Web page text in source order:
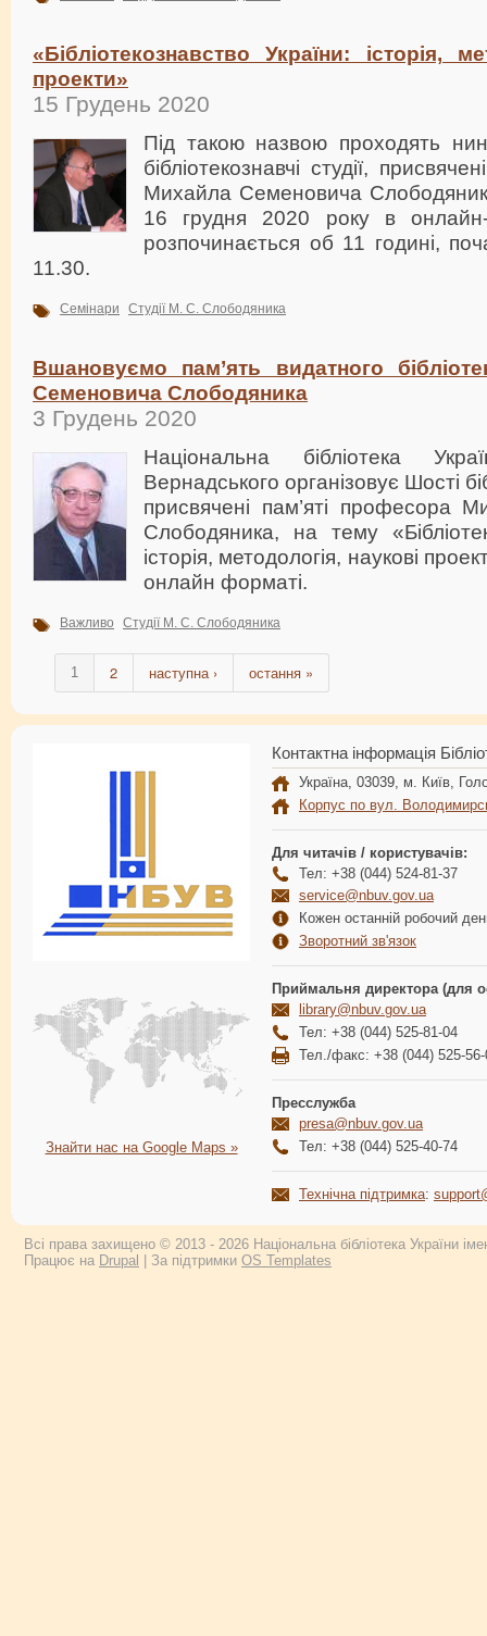
«Бібліотекознавство України: історія,
проекти»
15 Грудень 2020
Під такою назвою проходять
бібліотекознавчі студії,
Михайла Семеновича
16 грудня 2020 року в онлайн-
розпочинається об 11 годині,
11.30.
Семінари Студії М. С. Слободяника
Вшановуємо пам’ять видатного
Семеновича Слободяника
3 Грудень 2020
Національна бібліотека
Вернадського організовує Шості
присвячені пам’яті професора
Слободяника, на тему
історія, методологія, наукові
онлайн форматі.
Важливо Студії М. С. Слободяника
1 2 наступна › остання »
Знайти нас на Google Maps »
Контактна інформація
Україна, 03039, м. Київ,
Корпус по вул.
Для читачів / користувачів:
Тел: +38 (044) 524-81-37
service@nbuv.gov.ua
Кожен останній робочий
Зворотний зв'язок
Приймальня директора (для
library@nbuv.gov.ua
Тел: +38 (044) 525-81-04
Тел./факс: +38 (044) 525-56-
Пресслужба
presa@nbuv.gov.ua
Тел: +38 (044) 525-40-74
Технічна підтримка:
Всі права захищено © 2013 - 2026 Національна бібліотека України
Працює на Drupal | За підтримки OS Templates